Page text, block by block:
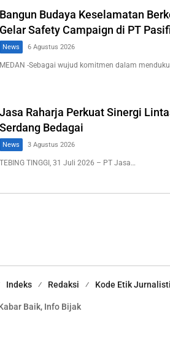
Bangun Budaya Keselamatan
Gelar Safety Campaign di PT
News 6 Agustus 2026
MEDAN -Sebagai wujud komitmen dalam
Jasa Raharja Perkuat Sinergi
Serdang Bedagai
News 3 Agustus 2026
TEBING TINGGI, 31 Juli 2026 – PT Jasa…
Indeks Redaksi Kode Etik
Baik, Info Bijak